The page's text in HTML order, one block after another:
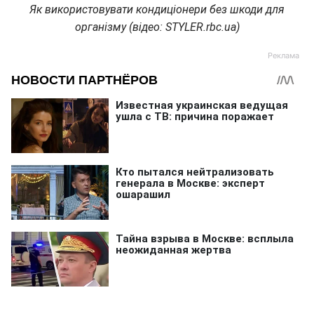
Як використовувати кондиціонери без шкоди для
організму (відео: STYLER.rbc.ua)